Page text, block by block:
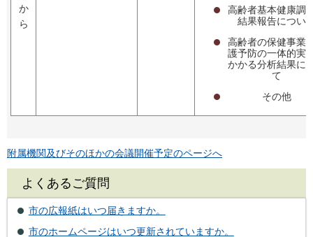
か
ら
高齢者基本健康調
結果報告につい
高齢者の保健事業
護予防の一体的実
かかる分析結果に
て
その他
附属機関及びそのほかの会議開催予定のページへ
よくあるご質問
市の広報紙はいつ届きますか。
市のホームページはいつ更新されていますか。